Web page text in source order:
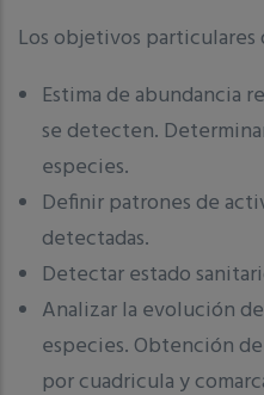
Los objetivos
Estima de abundancia
se detecten.
especies.
Definir patrones de
detectadas.
Detectar estado
Analizar la evolución
especies. Obtención
por cuadricula y